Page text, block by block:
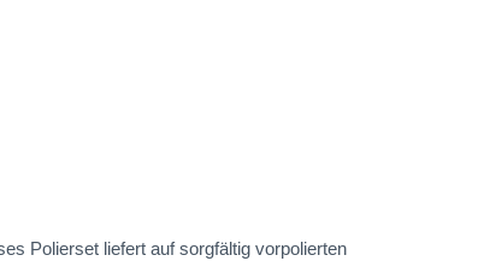
Polierset liefert auf sorgfältig vorpolierten